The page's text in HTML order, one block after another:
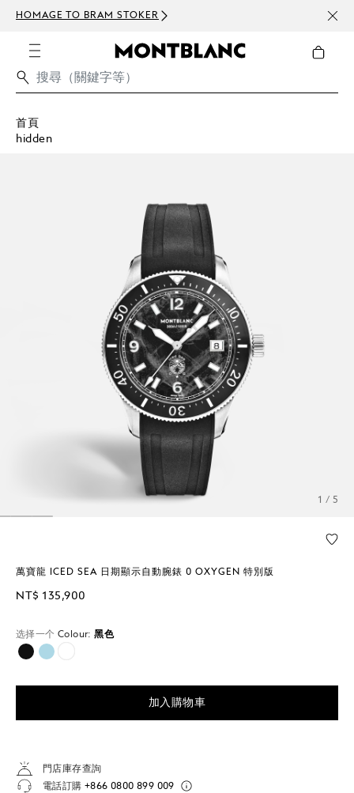
HOMAGE TO BRAM STOKER 訂閱
首頁
hidden
1 / 5
萬寶龍 ICED SEA 日期顯示自動腕錶 0 OXYGEN 特別版
NT$ 135,900
选择一个 Colour: 黑色
已選擇
加入購物車
門店庫存查詢
電話訂購 +866 0800 899 009